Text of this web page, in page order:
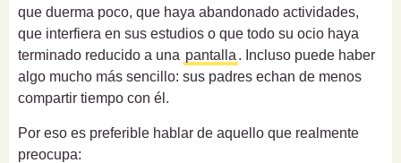
que duerma poco, que haya abandonado actividades,
que interfiera en sus estudios o que todo su ocio haya
terminado reducido a una pantalla . Incluso puede haber
algo mucho más sencillo: sus padres echan de menos
compartir tiempo con él.
Por eso es preferible hablar de aquello que realmente
preocupa: